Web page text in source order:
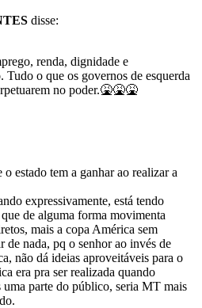
disse:
renda, dignidade e
Tudo o que os governos de esquerda
no poder.🤮🤮🤮
estado tem a ganhar ao realizar a
expressivamente, está tendo
de alguma forma movimenta
mais a copa América sem
de nada, pq o senhor ao invés de
não dá ideias aproveitáveis para o
era pra ser realizada quando
uma parte do público, seria MT mais